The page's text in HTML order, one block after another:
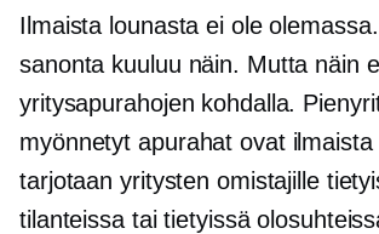
Ilmaista lounasta ei ole
sanonta kuuluu näin. Mutta näin
yritysapurahojen kohdalla.
myönnetyt apurahat ovat
tarjotaan yritysten omistajille
tilanteissa tai tietyissä